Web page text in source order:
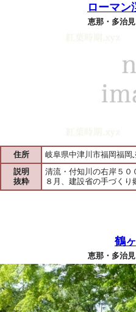
ローマン
恵那・多治
住所
岐阜県中津川市福岡福岡
説明
抜粋
清流・付知川の右岸５０
８月、建設省の手づくり
鶴
恵那・多治